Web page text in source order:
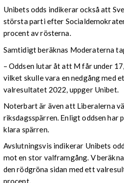
Unibets odds indikerar också att
största parti efter
procent av rösterna.
Samtidigt beräknas Moderaterna
– Oddsen lutar åt att M får under
vilket skulle vara en nedgång med
valresultatet 2022, uppger Unibet.
Noterbart är även att Liberalerna
riksdagsspärren. Enligt oddsen har
klara spärren.
Avslutningsvis indikerar Unibets
mot en stor valframgång. V
den rödgröna sidan med ett
procent.